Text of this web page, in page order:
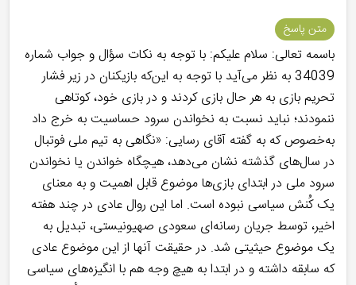
متن پاسخ
باسمه تعالی: سلام علیکم: با توجه به نکات سؤال و جواب شماره
34039 به نظر می‌آید با توجه به این‌که بازیکنان در زیر فشار
تحریم بازی به هر حال بازی کردند و در بازی خود، کوتاهی
ننمودند؛ نباید نسبت به نخواندن سرود حساسیت به خرج داد
به‌خصوص که به گفته آقای رسایی: «نگاهی به تیم ملی فوتبال
در سال‌های گذشته نشان می‌دهد، هیچگاه خواندن یا نخواندن
سرود ملی در ابتدای بازی‌ها موضوع قابل اهمیت و به معنای
یک کُنش سیاسی نبوده است. اما این روال عادی در چند هفته
اخیر، توسط جریان رسانه‌ای سعودی صهیونیستی، تبدیل به
یک موضوع حیثیتی شد. در حقیقت آنها از این موضوع عادی
که سابقه داشته و در ابتدا به هیچ وجه هم با انگیزه‌های سیاسی